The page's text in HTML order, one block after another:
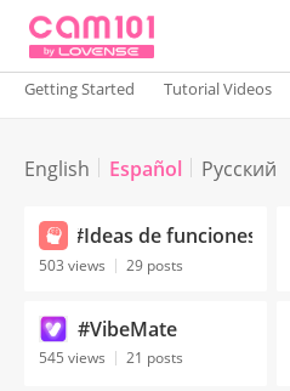
Sign In
Getting Started Tutorial Videos
English Español Русский
#Ideas de funciones
503 views 29 posts
#VibeMate
545 views 21 posts